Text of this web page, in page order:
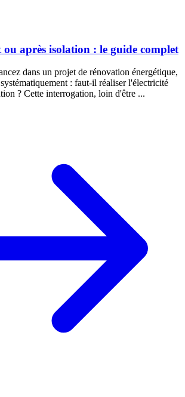
après isolation : le guide complet
dans un projet de rénovation énergétique,
: faut-il réaliser l'électricité
? Cette interrogation, loin d'être ...